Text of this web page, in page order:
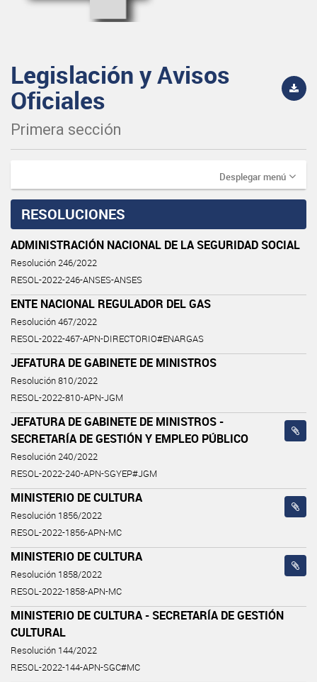
Legislación y Avisos
Oficiales
Primera sección
Desplegar menú
RESOLUCIONES
ADMINISTRACIÓN NACIONAL DE LA SEGURIDAD SOCIAL
Resolución 246/2022
RESOL-2022-246-ANSES-ANSES
ENTE NACIONAL REGULADOR DEL GAS
Resolución 467/2022
RESOL-2022-467-APN-DIRECTORIO#ENARGAS
JEFATURA DE GABINETE DE MINISTROS
Resolución 810/2022
RESOL-2022-810-APN-JGM
JEFATURA DE GABINETE DE MINISTROS -
SECRETARÍA DE GESTIÓN Y EMPLEO PÚBLICO
Resolución 240/2022
RESOL-2022-240-APN-SGYEP#JGM
MINISTERIO DE CULTURA
Resolución 1856/2022
RESOL-2022-1856-APN-MC
MINISTERIO DE CULTURA
Resolución 1858/2022
RESOL-2022-1858-APN-MC
MINISTERIO DE CULTURA - SECRETARÍA DE GESTIÓN
CULTURAL
Resolución 144/2022
RESOL-2022-144-APN-SGC#MC